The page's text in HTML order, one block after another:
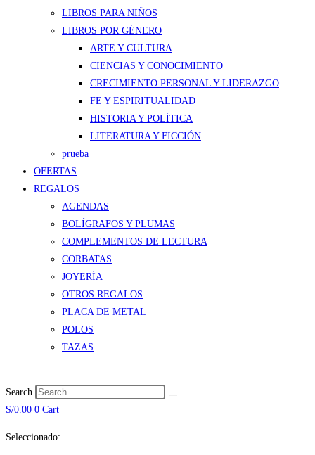
LIBROS PARA NIÑOS
LIBROS POR GÉNERO
ARTE Y CULTURA
CIENCIAS Y CONOCIMIENTO
CRECIMIENTO PERSONAL Y LIDERAZGO
FE Y ESPIRITUALIDAD
HISTORIA Y POLÍTICA
LITERATURA Y FICCIÓN
prueba
OFERTAS
REGALOS
AGENDAS
BOLÍGRAFOS Y PLUMAS
COMPLEMENTOS DE LECTURA
CORBATAS
JOYERÍA
OTROS REGALOS
PLACA DE METAL
POLOS
TAZAS
Search
S/0.00 0 Cart
Seleccionado: